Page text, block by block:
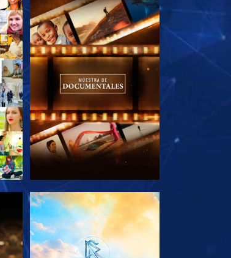
EXPLORA LAS SERIES
EXPLORA LAS SERIES